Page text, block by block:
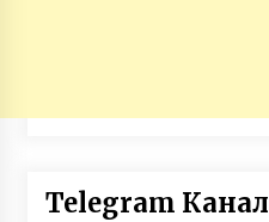
Telegram Канал